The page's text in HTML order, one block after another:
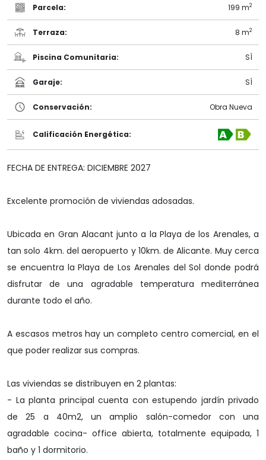
Parcela: 199 m2
Terraza: 8 m2
Piscina Comunitaria: SÍ
Garaje: SÍ
Conservación: Obra Nueva
Calificación Energética:
FECHA DE ENTREGA: DICIEMBRE 2027
Excelente promoción de viviendas adosadas.
Ubicada en Gran Alacant junto a la Playa de los Arenales, a
tan solo 4km. del aeropuerto y 10km. de Alicante. Muy cerca
se encuentra la Playa de Los Arenales del Sol donde podrá
disfrutar de una agradable temperatura mediterránea
durante todo el año.
A escasos metros hay un completo centro comercial, en el
que poder realizar sus compras.
Las viviendas se distribuyen en 2 plantas:
- La planta principal cuenta con estupendo jardín privado
de 25 a 40m2, un amplio salón-comedor con una
agradable cocina- office abierta, totalmente equipada, 1
baño y 1 dormitorio.